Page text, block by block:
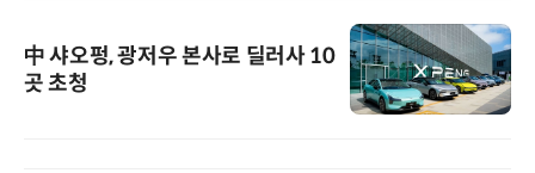
中 샤오펑, 광저우 본사로 딜러사 10
곳 초청